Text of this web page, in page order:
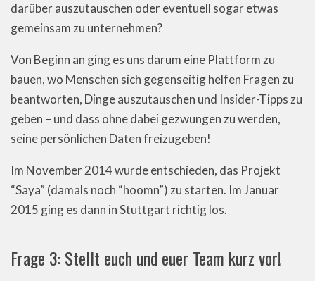
darüber auszutauschen oder eventuell sogar etwas
gemeinsam zu unternehmen?
Von Beginn an ging es uns darum eine Plattform zu
bauen, wo Menschen sich gegenseitig helfen Fragen zu
beantworten, Dinge auszutauschen und Insider-Tipps zu
geben – und dass ohne dabei gezwungen zu werden,
seine persönlichen Daten freizugeben!
Im November 2014 wurde entschieden, das Projekt
“Saya” (damals noch “hoomn”) zu starten. Im Januar
2015 ging es dann in Stuttgart richtig los.
Frage 3: Stellt euch und euer Team kurz vor!